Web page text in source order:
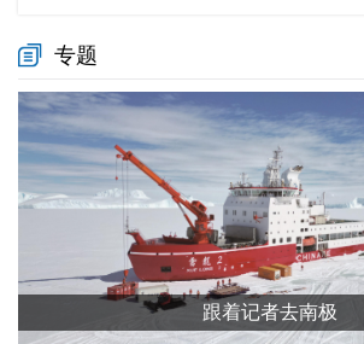
专题
跟着记者去南极